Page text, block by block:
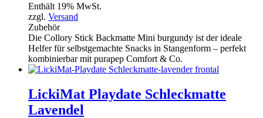
Enthält 19% MwSt.
zzgl. Versand
Zubehör
Die Collory Stick Backmatte Mini burgundy ist der ideale
Helfer für selbstgemachte Snacks in Stangenform – perfekt
kombinierbar mit purapep Comfort & Co.
LickiMat Playdate Schleckmatte
Lavendel